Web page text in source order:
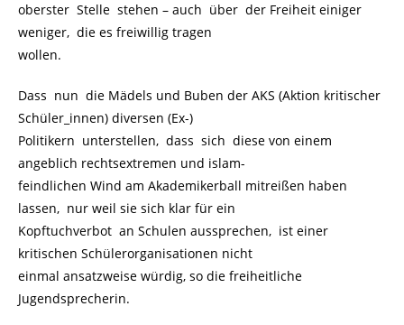
oberster Stelle stehen – auch über der Freiheit einiger
weniger, die es freiwillig tragen
wollen.
Dass nun die Mädels und Buben der AKS (Aktion kritischer
Schüler_innen) diversen (Ex-)
Politikern unterstellen, dass sich diese von einem
angeblich rechtsextremen und islam-
feindlichen Wind am Akademikerball mitreißen haben
lassen, nur weil sie sich klar für ein
Kopftuchverbot an Schulen aussprechen, ist einer
kritischen Schülerorganisationen nicht
einmal ansatzweise würdig, so die freiheitliche
Jugendsprecherin.